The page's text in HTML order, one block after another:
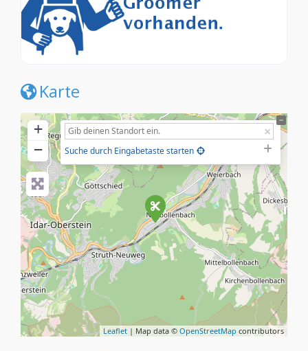
Karte
+
−
Suche durch Eingabetaste starten
Leaflet | Map data © OpenStreetMap contributors